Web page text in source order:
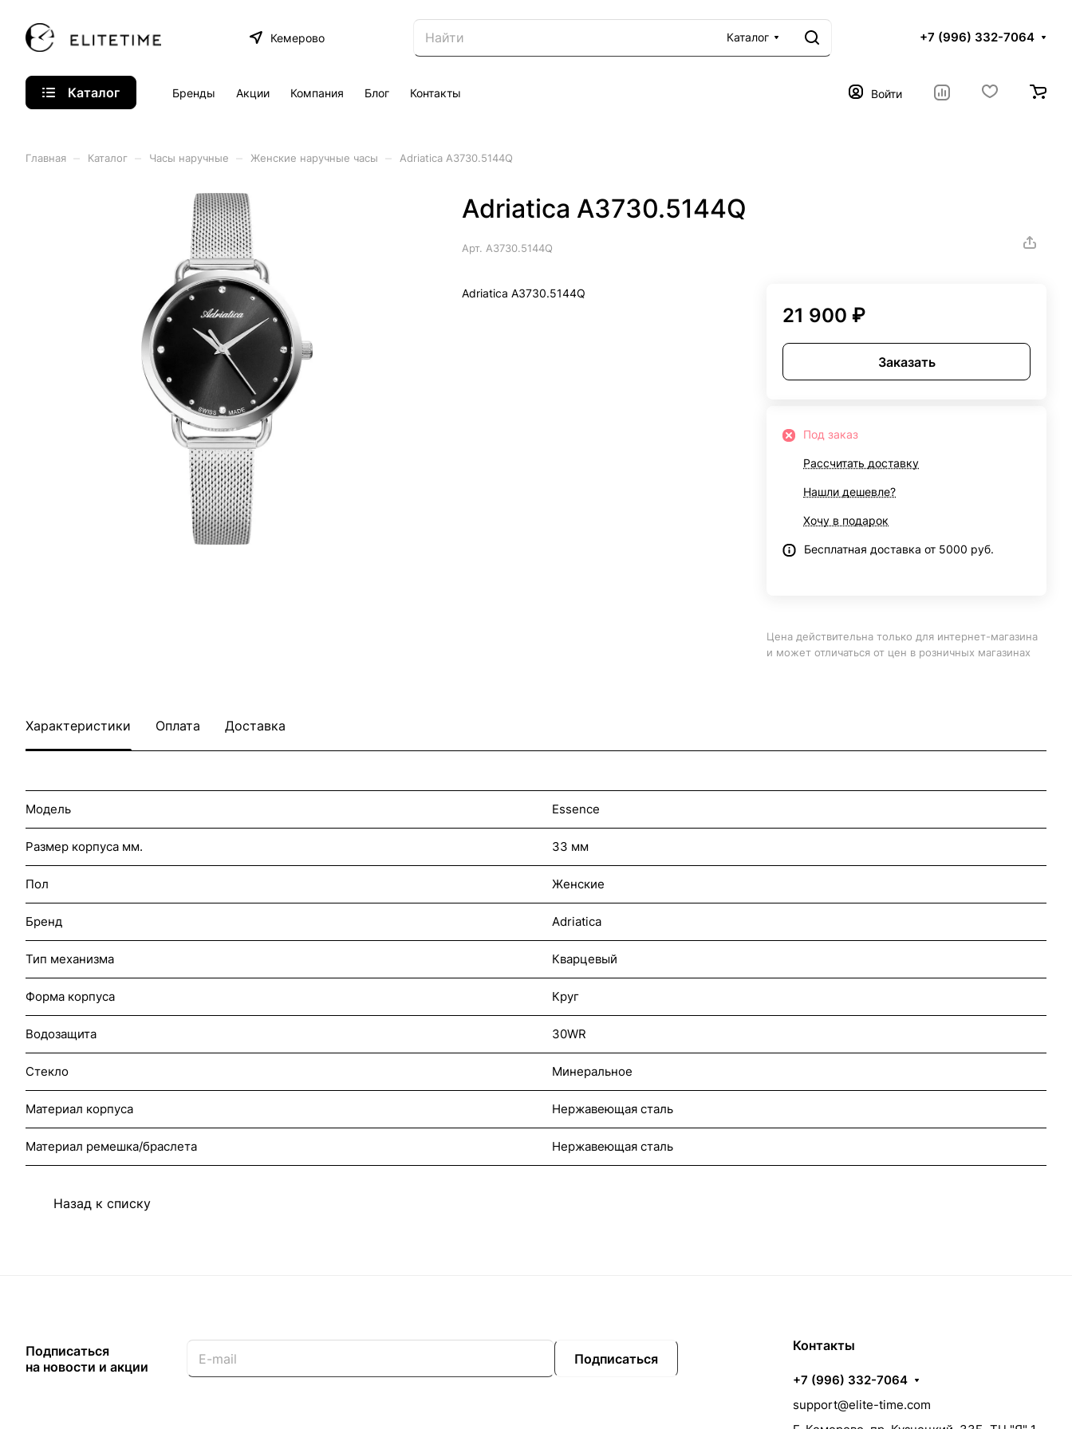
Кемерово Каталог +7 (996) 332-7064
Каталог Бренды Акции Компания Блог Контакты Войти
Главная Каталог Часы наручные Женские наручные часы Adriatica A3730.5144Q
Adriatica A3730.5144Q
Арт. A3730.5144Q
Adriatica A3730.5144Q
21 900 ₽
Заказать
Под заказ
Рассчитать доставку
Нашли дешевле?
Хочу в подарок
Бесплатная доставка от 5000 руб.
Цена действительна только для интернет-магазина
и может отличаться от цен в розничных магазинах
Характеристики Оплата Доставка
Модель Essence
Размер корпуса мм. 33 мм
Пол Женские
Бренд Adriatica
Тип механизма Кварцевый
Форма корпуса Круг
Водозащита 30WR
Стекло Минеральное
Материал корпуса Нержавеющая сталь
Материал ремешка/браслета Нержавеющая сталь
Назад к списку
Подписаться
на новости и акции
Подписаться
Контакты
+7 (996) 332-7064
support@elite-time.com